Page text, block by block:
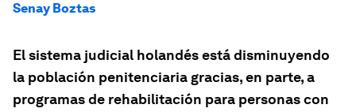
Senay Boztas
El sistema judicial holandés está disminuyendo
la población penitenciaria gracias, en parte, a
programas de rehabilitación para personas con